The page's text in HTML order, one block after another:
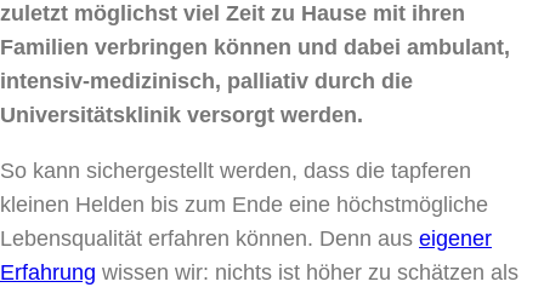
zuletzt möglichst viel Zeit zu Hause mit ihren
Familien verbringen können und dabei ambulant,
intensiv-medizinisch, palliativ durch die
Universitätsklinik versorgt werden.
So kann sichergestellt werden, dass die tapferen
kleinen Helden bis zum Ende eine höchstmögliche
Lebensqualität erfahren können. Denn aus eigener
Erfahrung wissen wir: nichts ist höher zu schätzen als